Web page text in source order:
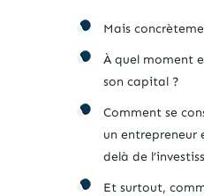
Mais
À quel moment
son capital ?
Comment se
un entrepreneur
delà de
Et surtout,